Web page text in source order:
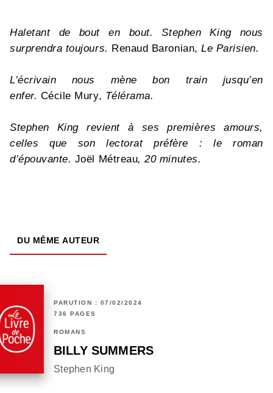
Haletant de bout en bout. Stephen King nous
surprendra toujours. Renaud Baronian,Le Parisien.
L’écrivain nous mène bon train jusqu’en
enfer. Cécile Mury, Télérama.
Stephen King revient à ses premières amours,
celles que son lectorat préfère : le roman
d’épouvante. Joël Métreau, 20 minutes.
DU MÊME AUTEUR
PARUTION : 07/02/2024
736 PAGES
ROMANS
BILLY SUMMERS
Stephen King